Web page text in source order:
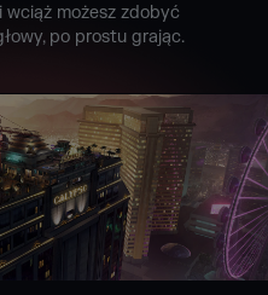
wciąż możesz zdobyć
po prostu grając.